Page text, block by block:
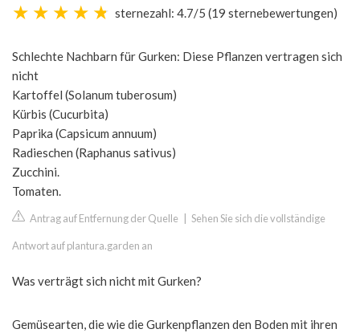
sternezahl: 4.7/5 (19 sternebewertungen)
Schlechte Nachbarn für Gurken: Diese Pflanzen vertragen sich
nicht
Kartoffel (Solanum tuberosum)
Kürbis (Cucurbita)
Paprika (Capsicum annuum)
Radieschen (Raphanus sativus)
Zucchini.
Tomaten.
Antrag auf Entfernung der Quelle Sehen Sie sich die vollständige
Antwort auf plantura.garden an
Was verträgt sich nicht mit Gurken?
Gemüsearten, die wie die Gurkenpflanzen den Boden mit ihren